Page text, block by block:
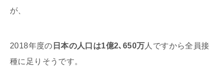
が、
2018年度の 日本の人口は1億2､650万人ですから全員接
種に足りそうです。